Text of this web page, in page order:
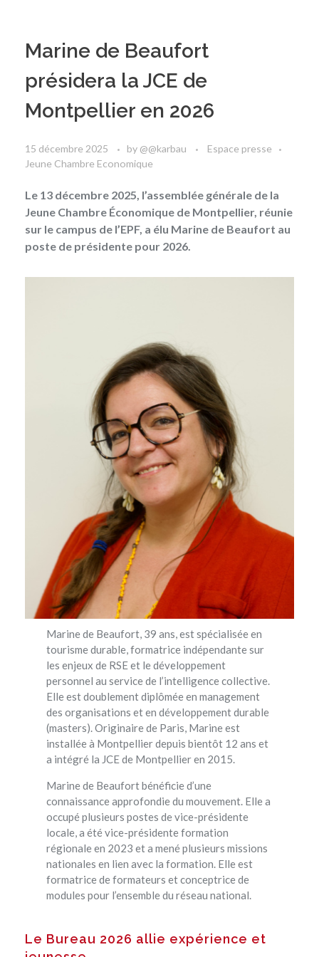
Marine de Beaufort
présidera la JCE de
Montpellier en 2026
15 décembre 2025 by @@karbau
Espace presse
Jeune Chambre Economique
Le 13 décembre 2025, l’assemblée générale de la
Jeune Chambre Économique de Montpellier, réunie
sur le campus de l’EPF, a élu Marine de Beaufort au
poste de présidente pour 2026.
Marine de Beaufort, 39 ans, est spécialisée en
tourisme durable, formatrice indépendante sur
les enjeux de RSE et le développement
personnel au service de l’intelligence collective.
Elle est doublement diplômée en management
des organisations et en développement durable
(masters). Originaire de Paris, Marine est
installée à Montpellier depuis bientôt 12 ans et
a intégré la JCE de Montpellier en 2015.
Marine de Beaufort bénéficie d’une
connaissance approfondie du mouvement. Elle a
occupé plusieurs postes de vice-présidente
locale, a été vice-présidente formation
régionale en 2023 et a mené plusieurs missions
nationales en lien avec la formation. Elle est
formatrice de formateurs et conceptrice de
modules pour l’ensemble du réseau national.
Le Bureau 2026 allie expérience et